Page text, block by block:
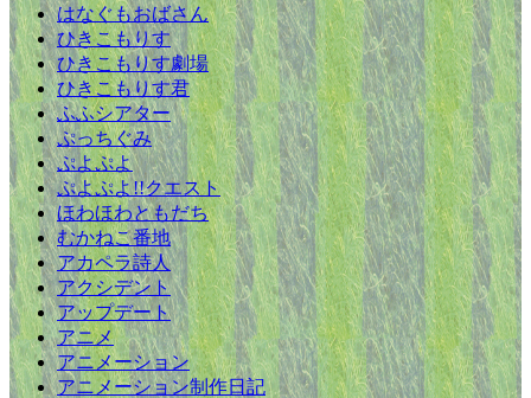
はなぐもおばさん
ひきこもりす
ひきこもりす劇場
ひきこもりす君
ふふシアター
ぷっちぐみ
ぷよぷよ
ぷよぷよ!!クエスト
ほわほわともだち
むかねこ番地
アカペラ詩人
アクシデント
アップデート
アニメ
アニメーション
アニメーション制作日記